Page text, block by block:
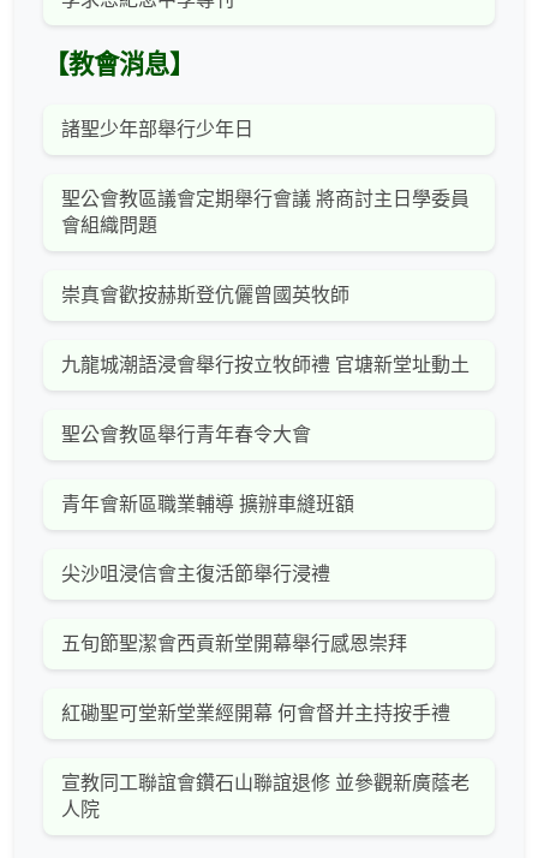
【教會消息】
諸聖少年部舉行少年日
聖公會教區議會定期舉行會議 將商討主日學委員
會組織問題
崇真會歡按赫斯登伉儷曾國英牧師
九龍城潮語浸會舉行按立牧師禮 官塘新堂址動土
聖公會教區舉行青年春令大會
青年會新區職業輔導 擴辦車縫班額
尖沙咀浸信會主復活節舉行浸禮
五旬節聖潔會西貢新堂開幕舉行感恩崇拜
紅磡聖可堂新堂業經開幕 何會督并主持按手禮
宣教同工聯誼會鑽石山聯誼退修 並參觀新廣蔭老
人院